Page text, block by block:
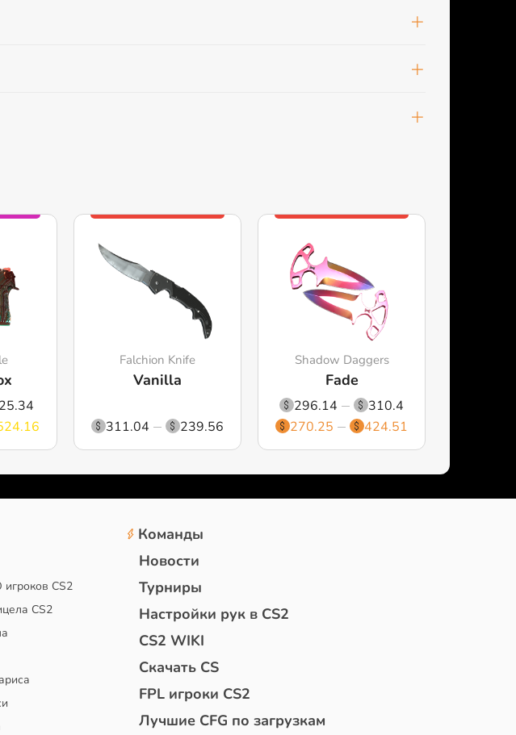
Falchion Knife
Vanilla
311.04 239.56
Shadow Daggers
Fade
296.14
310.4
270.25
424.51
CS2
CS2
Команды
Новости
Турниры
Настройки рук в CS2
CS2 WIKI
Скачать CS
FPL игроки CS2
Лучшие CFG по загрузкам